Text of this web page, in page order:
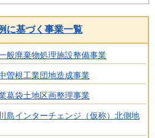
に基づく事業一覧
般廃棄物処理施設整備事業
曽根工業団地造成事業
葛袋土地区画整理事業
島インターチェンジ（仮称）北側地